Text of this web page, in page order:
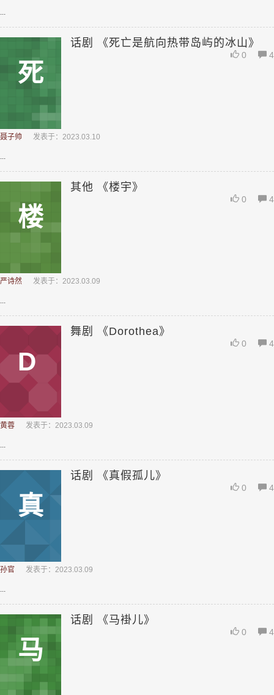
...
死
话剧 《死亡是航向热带岛屿的冰山》
0 4
聂子帅 发表于：2023.03.10
...
楼
其他 《楼宇》
0 4
严诗然 发表于：2023.03.09
...
D
舞剧 《Dorothea》
0 4
黄蓉 发表于：2023.03.09
...
真
话剧 《真假孤儿》
0 4
孙官 发表于：2023.03.09
...
马
话剧 《马褂儿》
0 4